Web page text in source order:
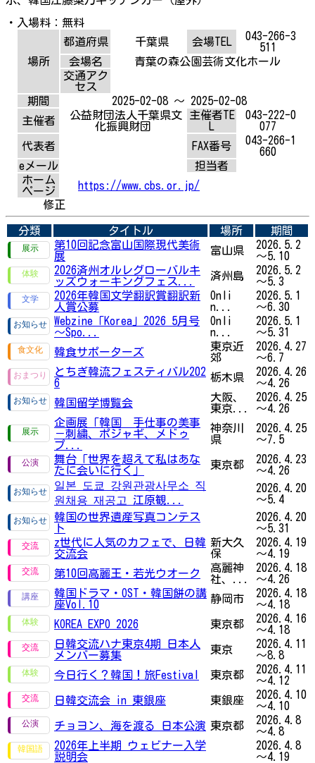
・入場料：無料
場所
都道府県 千葉県 会場TEL
043-266-3
511
会場名
青葉の森公園芸術文化ホール
交通アク
セス
期間
2025-02-08 ～ 2025-02-08
主催者
公益財団法人千葉県文
化振興財団
主催者TE
043-222-0
077
代表者
FAX番号
043-266-1
660
eメール
担当者
ホーム
ページ
https://www.cbs.or.jp/
修正
分類 タイトル 場所
期間
第10回記念富山国際現代美術
展
富山県
2026.5.2
～5.10
2026済州オルレグローバルキ
ッズウォーキングフェス...
済州島
2026.5.2
～5.3
2026年韓国文学翻訳賞翻訳新
人賞公募
Onli
n...
2026.5.1
～6.30
Webzine「Korea」2026 5月号
～Spo...
Onli
n...
2026.5.1
～5.31
韓食サポーターズ
東京近
郊
2026.4.27
～6.7
とちぎ韓流フェスティバル202
6
栃木県
2026.4.26
～4.26
韓国留学博覧会
大阪、
東京...
2026.4.25
～4.26
企画展「韓国 手仕事の美事
－刺繍、ポジャギ、メドゥ
プ...
神奈川
県
2026.4.25
～7.5
舞台「世界を超えて私はあな
たに会いに行く」
東京都
2026.4.23
～4.26
일본 도쿄 강원관광사무소 직
원채용 재공고 江原観...
2026.4.20
～5.4
韓国の世界遺産写真コンテス
ト
2026.4.20
～5.31
z世代に人気のカフェで、日韓
交流会
新大久
保
2026.4.19
～4.19
第10回高麗王・若光ウオーク
高麗神
社、...
2026.4.18
～4.26
韓国ドラマ・OST・韓国餅の講
座Vol.10
静岡市
2026.4.18
～4.18
KOREA EXPO 2026
東京都
2026.4.16
～4.18
日韓交流ハナ東京4期 日本人
メンバー募集
東京
2026.4.11
～8.8
今日行く？韓国！旅Festival
東京都
2026.4.11
～4.12
日韓交流会 in 東銀座
東銀座
2026.4.10
～4.10
チョヨン、海を渡る 日本公演 東京都
2026.4.8
～4.8
2026年上半期 ウェビナー入学
説明会
2026.4.8
～4.19